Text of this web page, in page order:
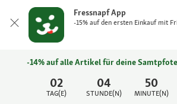
Fressnapf App
-15% auf den ersten Einkauf mit
02
TAG(E)
04
STUNDE(N)
50
MINUTE(N)
-14% auf alle Artikel für deine